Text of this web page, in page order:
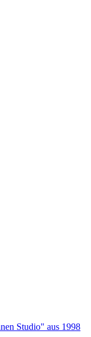
Studio" aus 1998